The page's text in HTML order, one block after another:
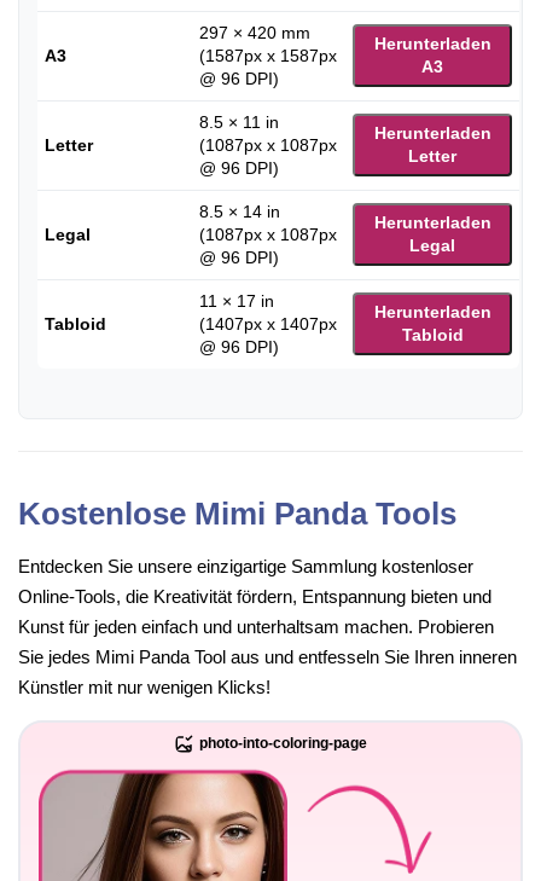
A3
297 × 420 mm
(1587px x 1587px
@ 96 DPI)
Herunterladen
A3
Letter
8.5 × 11 in
(1087px x 1087px
@ 96 DPI)
Herunterladen
Letter
Legal
8.5 × 14 in
(1087px x 1087px
@ 96 DPI)
Herunterladen
Legal
Tabloid
11 × 17 in
(1407px x 1407px
@ 96 DPI)
Herunterladen
Tabloid
Kostenlose Mimi Panda Tools
Entdecken Sie unsere einzigartige Sammlung kostenloser
Online-Tools, die Kreativität fördern, Entspannung bieten und
Kunst für jeden einfach und unterhaltsam machen. Probieren
Sie jedes Mimi Panda Tool aus und entfesseln Sie Ihren inneren
Künstler mit nur wenigen Klicks!
photo-into-coloring-page